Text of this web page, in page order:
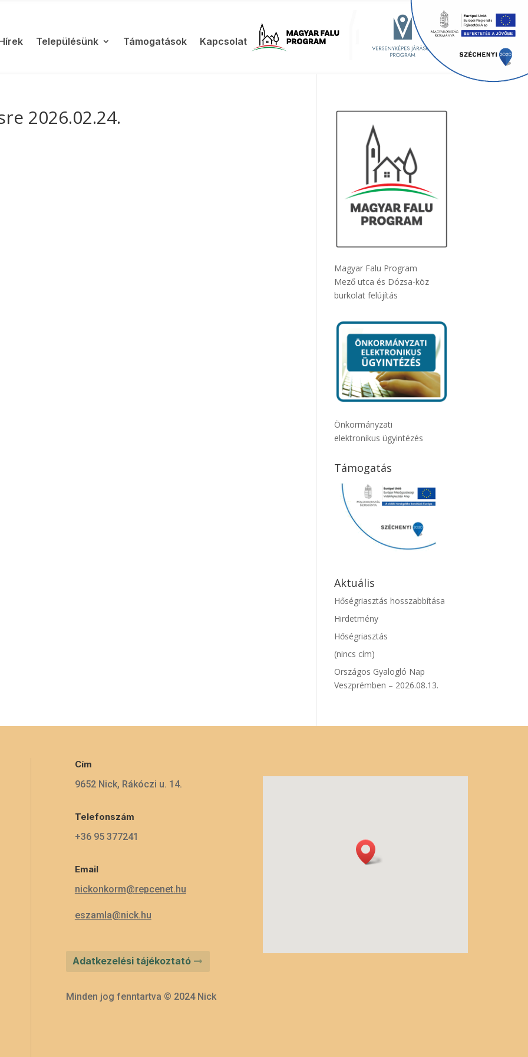
Településünk Támogatások Kapcsolat
2026.02.24.
Magyar Falu Program
Mező utca és Dózsa-köz
burkolat felújítás
Önkormányzati
elektronikus ügyintézés
Támogatás
Aktuális
Hőségriasztás hosszabbítása
Hirdetmény
Hőségriasztás
(nincs cím)
Országos Gyalogló Nap
Veszprémben – 2026.08.13.
Cím
9652 Nick, Rákóczi u. 14.
Telefonszám
+36 95 377241
Email
nickonkorm@repcenet.hu
eszamla@nick.hu
Adatkezelési tájékoztató
Minden jog fenntartva © 2024 Nick